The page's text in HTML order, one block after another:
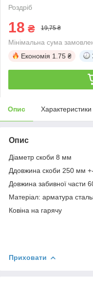
Роздріб
18 ₴ 19,75 ₴
Мінімальна сума
Економія 1.75 ₴
Опис Характеристики
Опис
Діаметр скоби 8 мм
Ддовжина скоби 250 мм +-
Довжина забивної части
Матеріал: арматура
Ковіна на гарячу
Приховати